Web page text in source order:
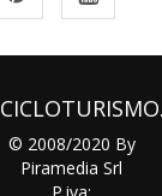
© 2008/2020 By
Piramedia Srl